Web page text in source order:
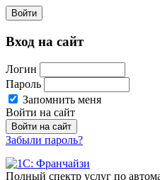
Войти
Вход на сайт
Логин
Пароль
Запомнить меня
Войти на сайт
Забыли пароль?
Полный спектр услуг по